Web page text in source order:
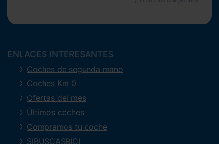
ENLACES INTERESANTES
Coches de segunda mano
Coches Km 0
Ofertas del mes
Últimos coches
Compramos tu coche
SIBUSCASBICI